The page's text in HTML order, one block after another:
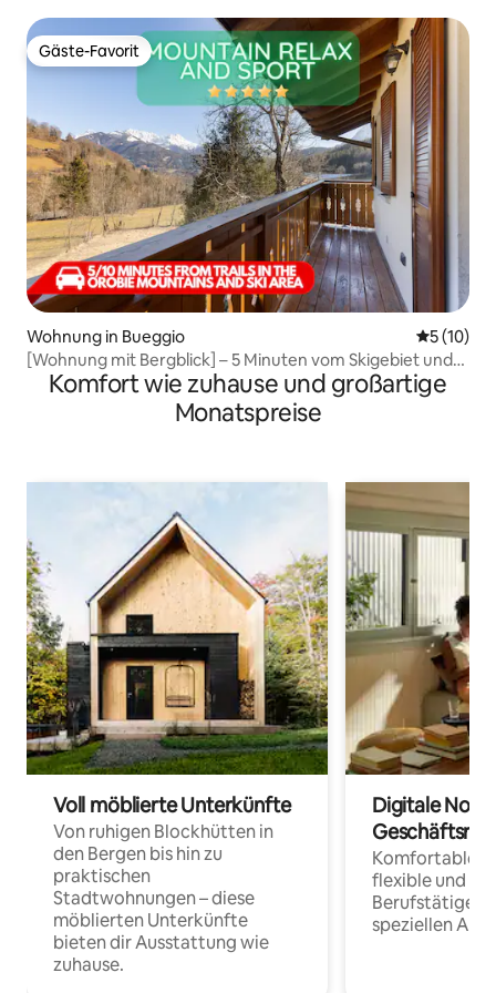
Gäste-Favorit
Gäste-Favorit
Wohnung in Bueggio
5 (10)
[Wohnung mit Bergblick] – 5 Minuten vom Skigebiet und
den Wanderwegen entfernt
Komfort wie zuhause und großartige
Monatspreise
Voll möblierte Unterkünfte
Von ruhigen Blockhütten in
den Bergen bis hin zu
praktischen
Stadtwohnungen – diese
möblierten Unterkünfte
bieten dir Ausstattung wie
zuhause.
Digitale
Komfortable
flexible und
Berufstätige
speziellen